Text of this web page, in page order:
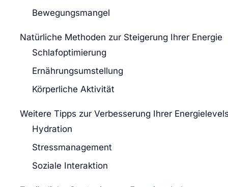
Bewegungsmangel
Natürliche Methoden zur Steigerung Ihrer Energie
Schlafoptimierung
Ernährungsumstellung
Körperliche Aktivität
Weitere Tipps zur Verbesserung Ihrer
Hydration
Stressmanagement
Soziale Interaktion